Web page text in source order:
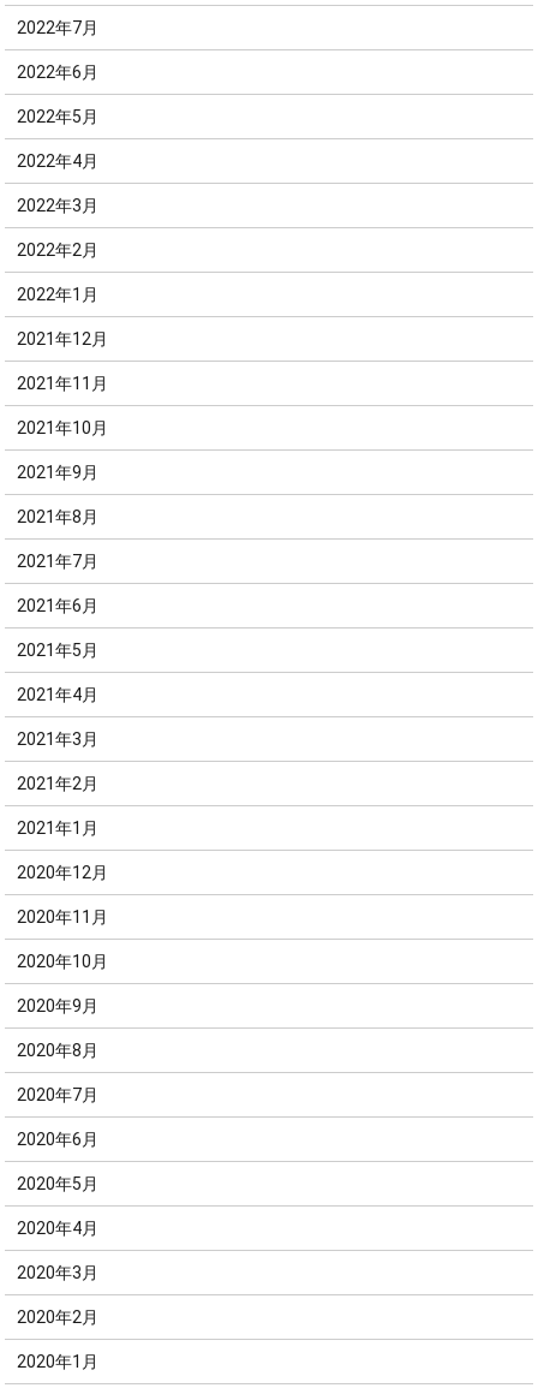
2022年7月
2022年6月
2022年5月
2022年4月
2022年3月
2022年2月
2022年1月
2021年12月
2021年11月
2021年10月
2021年9月
2021年8月
2021年7月
2021年6月
2021年5月
2021年4月
2021年3月
2021年2月
2021年1月
2020年12月
2020年11月
2020年10月
2020年9月
2020年8月
2020年7月
2020年6月
2020年5月
2020年4月
2020年3月
2020年2月
2020年1月